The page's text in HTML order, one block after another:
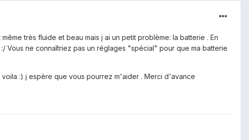
très fluide et beau mais j ai un petit problème: la batterie . En
Vous ne connaîtriez pas un réglages "spécial" pour que ma batterie
:) j espère que vous pourrez m'aider . Merci d'avance